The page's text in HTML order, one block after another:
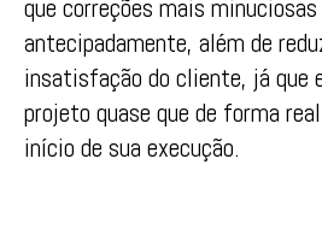
que correções mais
antecipadamente, além de
insatisfação do cliente, já que
projeto quase que de forma
início de sua execução.